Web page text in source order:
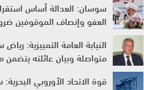
سوسان: العدالة أساس
العفو وإنصاف الموقوفين
النيابة العامة التمييزية:
متواصلة وبيان عائلته يتضمن
قوة الاتحاد الأوروبي